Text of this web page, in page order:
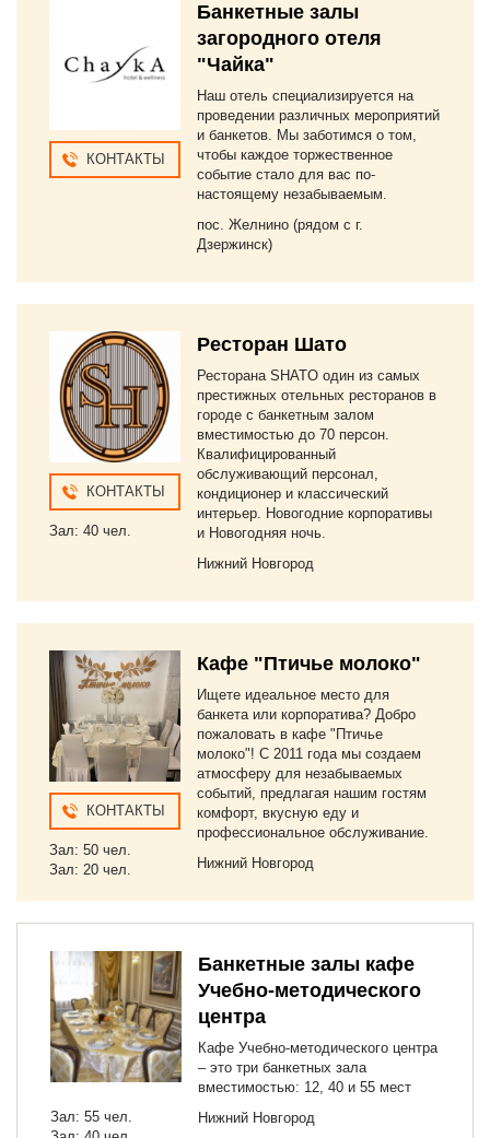
КОНТАКТЫ
Банкетные залы
загородного отеля
"Чайка"
Наш отель специализируется на
проведении различных мероприятий
и банкетов. Мы заботимся о том,
чтобы каждое торжественное
событие стало для вас по-
настоящему незабываемым.
пос. Желнино (рядом с г.
Дзержинск)
КОНТАКТЫ
Зал: 40 чел.
Ресторан Шато
Ресторана SHATO один из самых
престижных отельных ресторанов в
городе с банкетным залом
вместимостью до 70 персон.
Квалифицированный
обслуживающий персонал,
кондиционер и классический
интерьер. Новогодние корпоративы
и Новогодняя ночь.
Нижний Новгород
КОНТАКТЫ
Зал: 50 чел.
Зал: 20 чел.
Кафе "Птичье молоко"
Ищете идеальное место для
банкета или корпоратива? Добро
пожаловать в кафе "Птичье
молоко"! С 2011 года мы создаем
атмосферу для незабываемых
событий, предлагая нашим гостям
комфорт, вкусную еду и
профессиональное обслуживание.
Нижний Новгород
Зал: 55 чел.
Банкетные залы кафе
Учебно-методического
центра
Кафе Учебно-методического центра
– это три банкетных зала
вместимостью: 12, 40 и 55 мест
Нижний Новгород